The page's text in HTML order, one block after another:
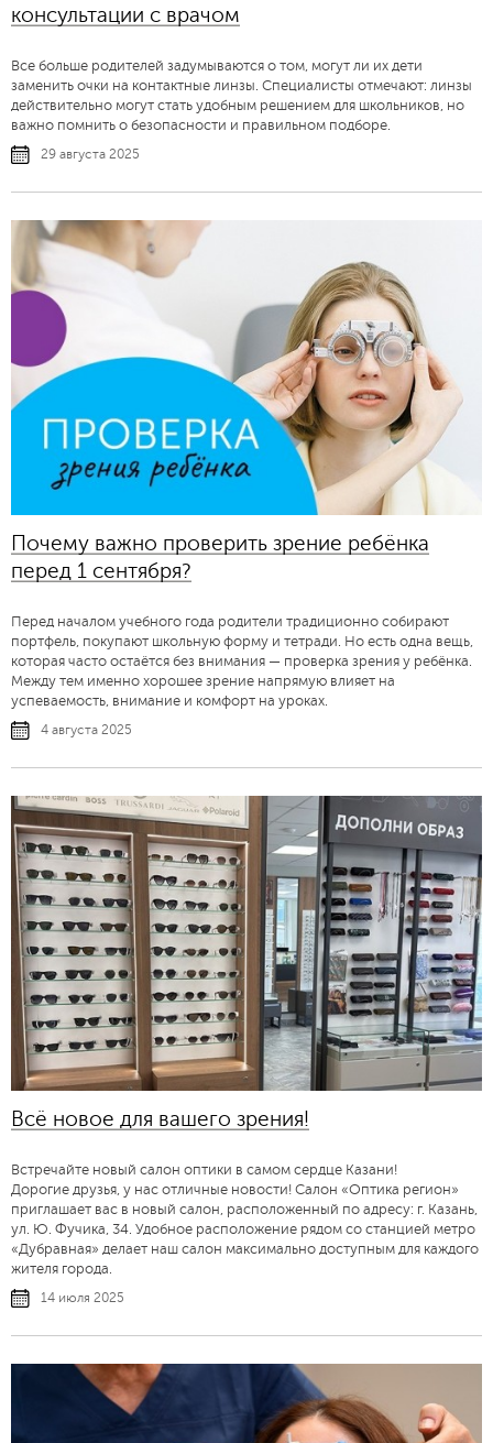
консультации с врачом
Все больше родителей задумываются о том, могут ли их дети
заменить очки на контактные линзы. Специалисты отмечают: линзы
действительно могут стать удобным решением для школьников, но
важно помнить о безопасности и правильном подборе.
29 августа 2025
Почему важно проверить зрение ребёнка
перед 1 сентября?
Перед началом учебного года родители традиционно собирают
портфель, покупают школьную форму и тетради. Но есть одна вещь,
которая часто остаётся без внимания — проверка зрения у ребёнка.
Между тем именно хорошее зрение напрямую влияет на
успеваемость, внимание и комфорт на уроках.
4 августа 2025
Всё новое для вашего зрения!
Встречайте новый салон оптики в самом сердце Казани!
Дорогие друзья, у нас отличные новости! Салон «Оптика регион»
приглашает вас в новый салон, расположенный по адресу: г. Казань,
ул. Ю. Фучика, 34. Удобное расположение рядом со станцией метро
«Дубравная» делает наш салон максимально доступным для каждого
жителя города.
14 июля 2025